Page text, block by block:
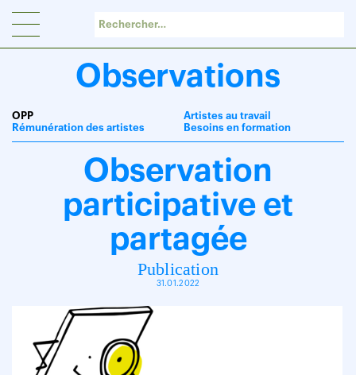
Observations
OPP
Rémunération des artistes
Artistes au travail
Besoins en formation
Observation
participative et
partagée
Publication
31.01.2022